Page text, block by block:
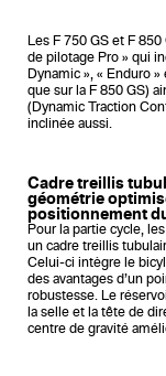
Les F 750 GS et F
de pilotage Pro » qui
Dynamic », « Enduro
que sur la F 850 GS)
(Dynamic Traction
inclinée aussi.
Cadre treillis
géométrie
positionnement
Pour la partie cycle,
un cadre treillis
Celui-ci intègre le
des avantages d’un
robustesse. Le
la selle et la tête de
centre de gravité